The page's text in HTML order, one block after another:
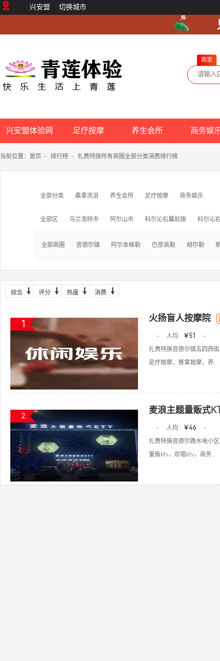
兴安盟 切换城市
商家
兴安盟体验网 足疗按摩 养生会所 商务娱
当前位置： 首页 - 排行榜 - 扎赉特旗所有商圈全部分类消费排行榜
全部分类 桑拿洗浴 养生会所 足疗按摩 商务娱乐
全部区 乌兰浩特市 阿尔山市 科尔沁右翼前旗 科尔沁
全部商圈 音德尔镇 阿尔本格勒 巴彦高勒 胡尔勒
综合 评分 热度 消费
1
火扬盲人按摩院
- 人均 ￥51
-
扎赉特旗音德尔镇五四西
足疗按摩，推拿按摩，养...
2
麦浪主题量贩式
- 人均 ￥46
-
扎赉特旗音德尔路水电小
量贩ktv，欢唱ktv，商务...